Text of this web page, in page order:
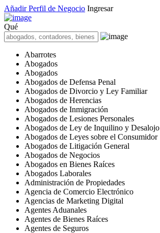
Añadir Perfil de Negocio Ingresar
Qué
Abarrotes
Abogados
Abogados
Abogados de Defensa Penal
Abogados de Divorcio y Ley Familiar
Abogados de Herencias
Abogados de Inmigración
Abogados de Lesiones Personales
Abogados de Ley de Inquilino y Desalojo
Abogados de Leyes sobre el Consumidor
Abogados de Litigación General
Abogados de Negocios
Abogados en Bienes Raíces
Abogados Laborales
Administración de Propiedades
Agencia de Comercio Electrónico
Agencias de Marketing Digital
Agentes Aduanales
Agentes de Bienes Raíces
Agentes de Seguros